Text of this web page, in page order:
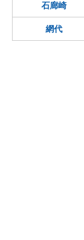
石廊崎
網代